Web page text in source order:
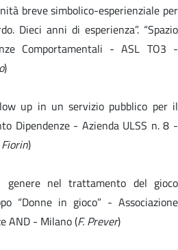
breve simbolico-esperienziale per
Dieci anni di esperienza”. “Spazio
Comportamentali - ASL TO3 -
)
up in un servizio pubblico per il
Dipendenze - Azienda ULSS n. 8 -
)
genere nel trattamento del gioco
“Donne in gioco” - Associazione
AND - Milano (F. Prever)